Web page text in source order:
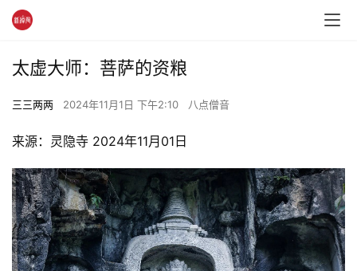
太虚大师：菩萨的资粮
三三两两 2024年11月1日 下午2:10 八点僧音
来源：灵隐寺 2024年11月01日